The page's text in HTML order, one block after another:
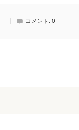
コメント: 0